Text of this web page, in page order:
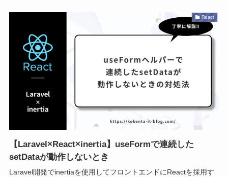
React
【Laravel×React×inertia】useFormで連続した
setDataが動作しないとき
Laravel開発でinertiaを使用してフロントエンドにReactを採用す